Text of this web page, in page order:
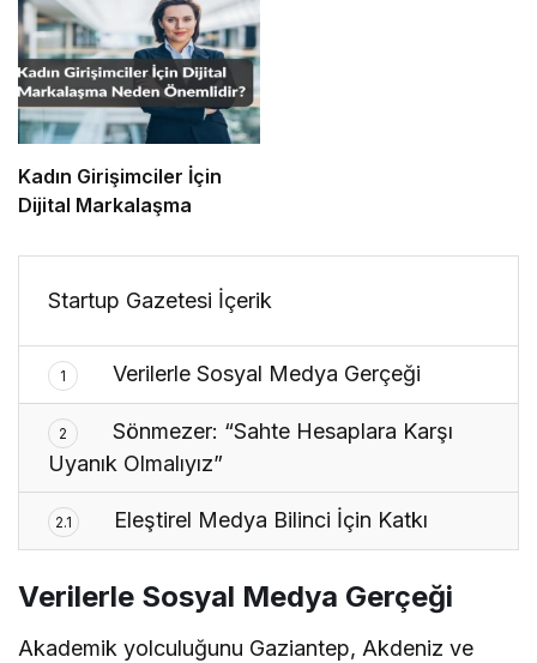
Kadın Girişimciler İçin
Dijital Markalaşma
Startup Gazetesi İçerik
1 Verilerle Sosyal Medya Gerçeği
2
Sönmezer: “Sahte Hesaplara Karşı
Uyanık Olmalıyız”
2.1 Eleştirel Medya Bilinci İçin Katkı
Verilerle Sosyal Medya Gerçeği
Akademik yolculuğunu Gaziantep, Akdeniz ve